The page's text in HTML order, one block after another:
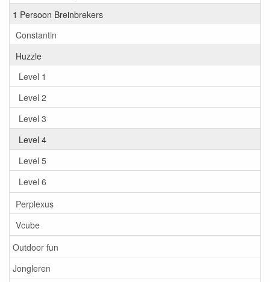
1 Persoon Breinbrekers
Constantin
Huzzle
Level 1
Level 2
Level 3
Level 4
Level 5
Level 6
Perplexus
Vcube
Outdoor fun
Jongleren